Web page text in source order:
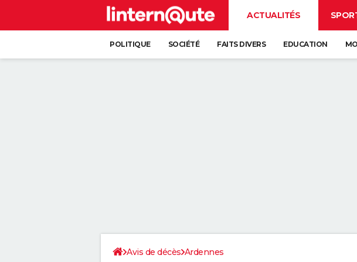
ACTUALITÉS
POLITIQUE SOCIÉTÉ FAITS DIVERS EDUCATION
Avis de décès Ardennes